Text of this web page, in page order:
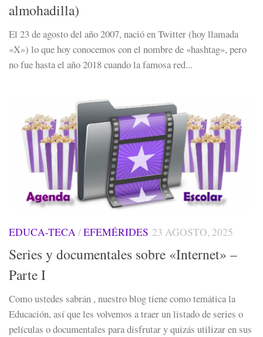
almohadilla)
El 23 de agosto del año 2007, nació en Twitter (hoy llamada
«X») lo que hoy conocemos con el nombre de «hashtag», pero
no fue hasta el año 2018 cuando la famosa red...
EDUCA-TECA/EFEMÉRIDES 23 AGOSTO, 2025
Series y documentales sobre «Internet» –
Parte I
Como ustedes sabrán , nuestro blog tiene como temática la
Educación, así que les volvemos a traer un listado de series o
películas o documentales para disfrutar y quizás utilizar en sus